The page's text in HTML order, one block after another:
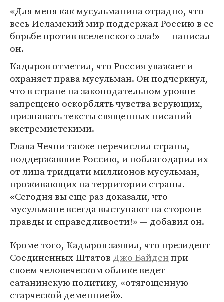
«Для меня как мусульманина отрадно, что
весь Исламский мир поддержал Россию в ее
борьбе против вселенского зла!» — написал
он.
Кадыров отметил, что Россия уважает и
охраняет права мусульман. Он подчеркнул,
что в стране на законодательном уровне
запрещено оскорблять чувства верующих,
признавать тексты священных писаний
экстремистскими.
Глава Чечни также перечислил страны,
поддержавшие Россию, и поблагодарил их
от лица тридцати миллионов мусульман,
проживающих на территории страны.
«Сегодня вы еще раз доказали, что
мусульмане всегда выступают на стороне
правды и справедливости!» — добавил он.
Кроме того, Кадыров заявил, что президент
Соединенных Штатов Джо Байденпри
своем человеческом облике ведет
сатанинскую политику, «отягощенную
старческой деменцией».